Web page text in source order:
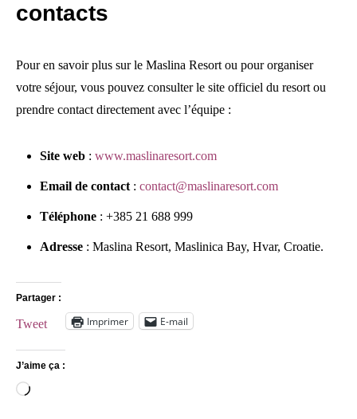
contacts
Pour en savoir plus sur le Maslina Resort ou pour organiser
votre séjour, vous pouvez consulter le site officiel du resort ou
prendre contact directement avec l’équipe :
Site web : www.maslinaresort.com
Email de contact : contact@maslinaresort.com
Téléphone : +385 21 688 999
Adresse : Maslina Resort, Maslinica Bay, Hvar, Croatie.
Partager :
Tweet Imprimer E-mail
J’aime ça :
Chargement…